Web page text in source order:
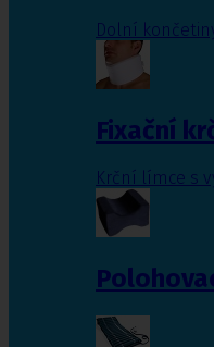
Dolní
Fixační
Krční límce s